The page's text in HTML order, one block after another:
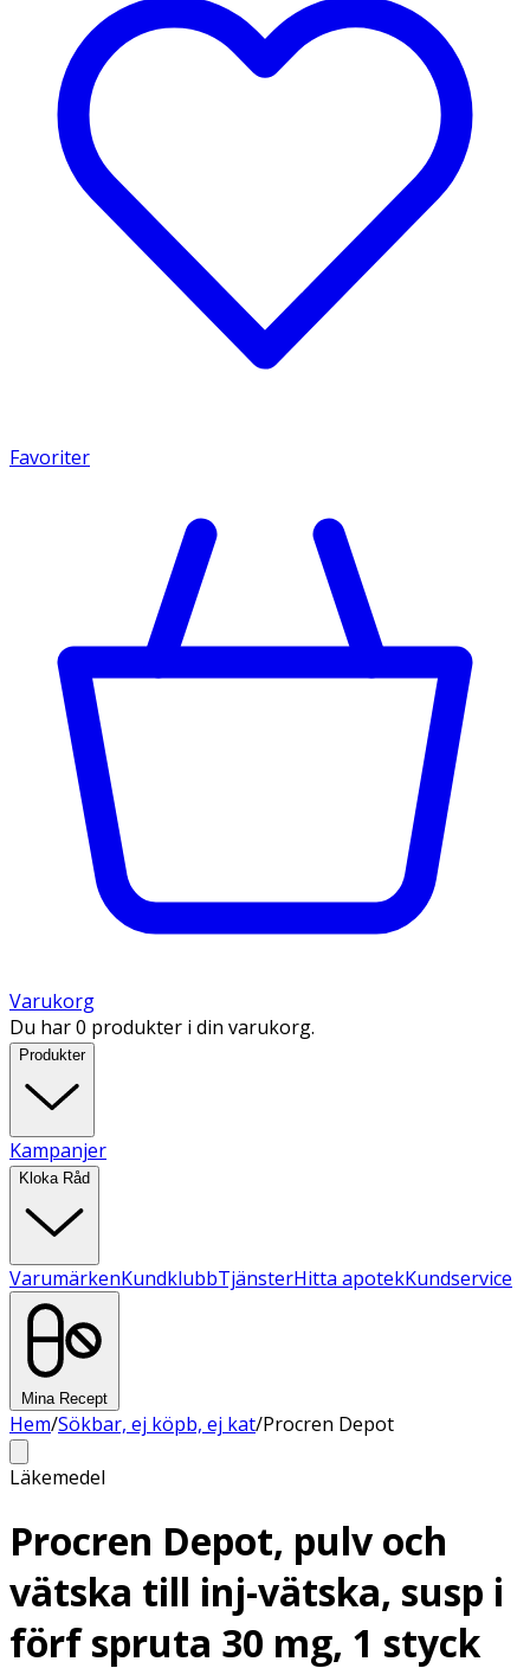
Favoriter
Varukorg
Du har 0 produkter i din varukorg.
Produkter
Kampanjer
Kloka Råd
VarumärkenKundklubbTjänsterHitta apotekKundservice
Mina Recept
Hem/Sökbar, ej köpb, ej kat/Procren Depot
Läkemedel
Procren Depot, pulv och
vätska till inj-vätska, susp i
förf spruta 30 mg, 1 styck